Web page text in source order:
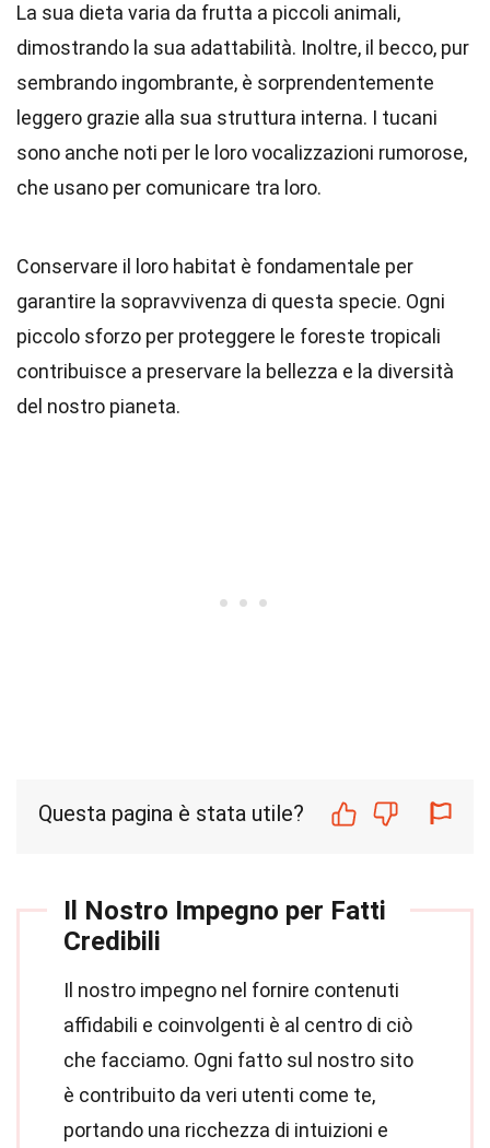
La sua dieta varia da frutta a piccoli animali,
dimostrando la sua adattabilità. Inoltre, il becco, pur
sembrando ingombrante, è sorprendentemente
leggero grazie alla sua struttura interna. I tucani
sono anche noti per le loro vocalizzazioni rumorose,
che usano per comunicare tra loro.
Conservare il loro habitat è fondamentale per
garantire la sopravvivenza di questa specie. Ogni
piccolo sforzo per proteggere le foreste tropicali
contribuisce a preservare la bellezza e la diversità
del nostro pianeta.
Questa pagina è stata utile?
Il Nostro Impegno per Fatti
Credibili
Il nostro impegno nel fornire contenuti
affidabili e coinvolgenti è al centro di ciò
che facciamo. Ogni fatto sul nostro sito
è contribuito da veri utenti come te,
portando una ricchezza di intuizioni e